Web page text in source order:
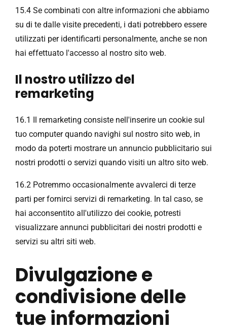
15.4 Se combinati con altre informazioni che abbiamo
su di te dalle visite precedenti, i dati potrebbero essere
utilizzati per identificarti personalmente, anche se non
hai effettuato l'accesso al nostro sito web.
Il nostro utilizzo del
remarketing
16.1 Il remarketing consiste nell'inserire un cookie sul
tuo computer quando navighi sul nostro sito web, in
modo da poterti mostrare un annuncio pubblicitario sui
nostri prodotti o servizi quando visiti un altro sito web.
16.2 Potremmo occasionalmente avvalerci di terze
parti per fornirci servizi di remarketing. In tal caso, se
hai acconsentito all'utilizzo dei cookie, potresti
visualizzare annunci pubblicitari dei nostri prodotti e
servizi su altri siti web.
Divulgazione e
condivisione delle
tue informazioni